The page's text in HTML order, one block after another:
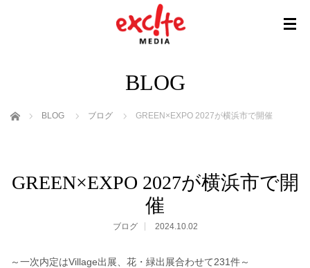
BLOG
ホーム BLOG ブログ GREEN×EXPO 2027が横浜市で開催
GREEN×EXPO 2027が横浜市で開
催
ブログ 2024.10.02
～一次内定はVillage出展、花・緑出展合わせて231件～